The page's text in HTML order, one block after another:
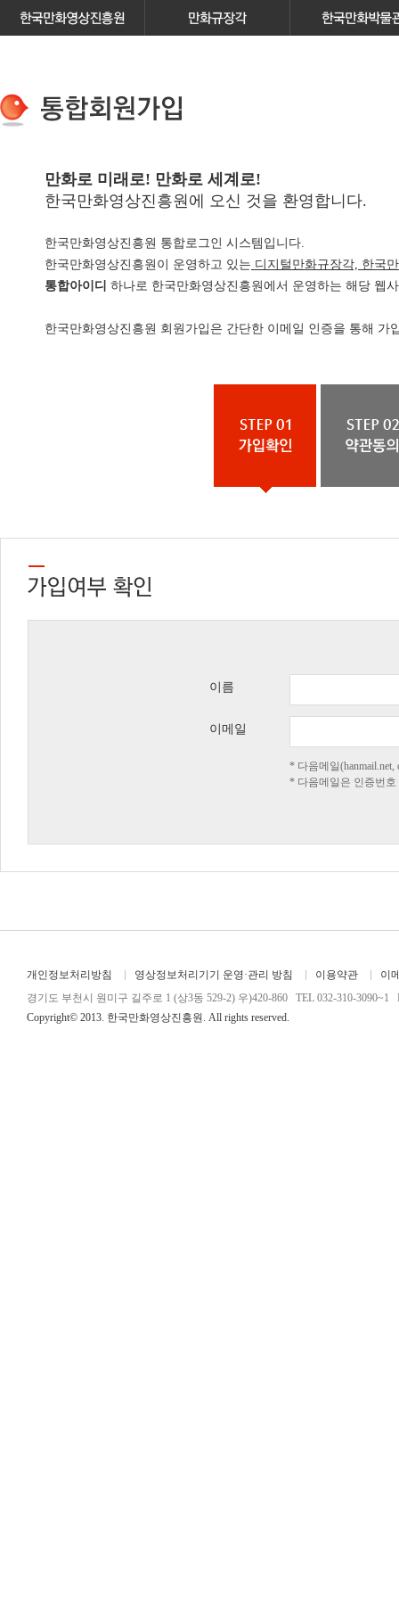
만화로 미래로! 만화로 세계로!
한국만화영상진흥원에 오신 것을 환영합니다.
한국만화영상진흥원 통합로그인 시스템입니다.
한국만화영상진흥원이 운영하고 있는 디지털만화규장각, 한국
통합아이디 하나로 한국만화영상진흥원에서 운영하는 해당 웹
한국만화영상진흥원 회원가입은 간단한 이메일 인증을 통해 가
이름
이메일
* 다음메일
* 다음메일은 인증번
개인정보처리방침 영상정보처리기기 운영·관리 방침 이용약관
이
경기도 부천시 원미구 길주로 1 (상3동 529-2) 우)420-860 TEL 032-310-3090~1
Copyright© 2013. 한국만화영상진흥원. All rights reserved.